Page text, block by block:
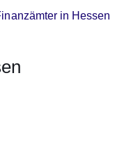
in Hessen